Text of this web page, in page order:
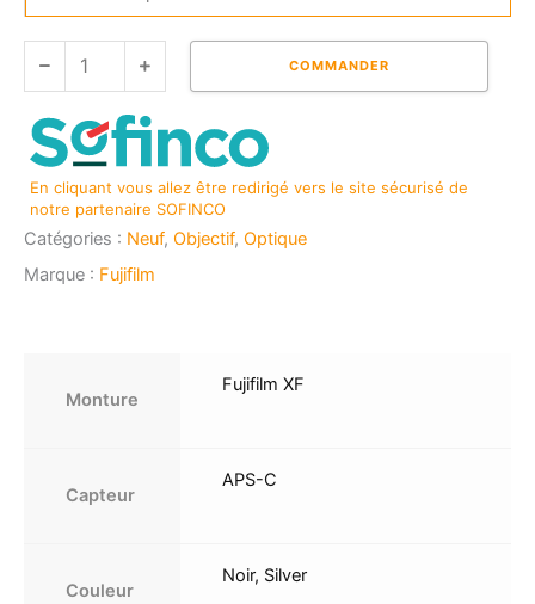
XF
23
f/2,0
R
WR
COMMANDER
En cliquant vous allez être redirigé vers le site sécurisé de
notre partenaire SOFINCO
Catégories : Neuf, Objectif, Optique
Marque : Fujifilm
Monture
Fujifilm XF
Capteur
APS-C
Couleur
Noir, Silver